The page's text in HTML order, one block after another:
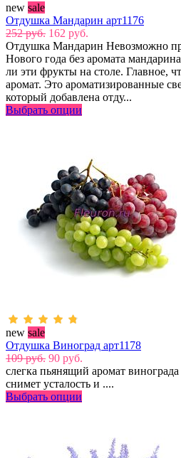
new sale
Отдушка Мандарин арт1176
252 руб. 162 руб.
Отдушка Мандарин Невозможно
Нового года без аромата
ли эти фрукты на столе. Главное,
аромат. Это ароматизированные
который добавлена отду...
Выбрать опции
new sale
Отдушка Виноград арт1178
109 руб. 90 руб.
слегка пьянящий аромат
снимет усталость и ....
Выбрать опции